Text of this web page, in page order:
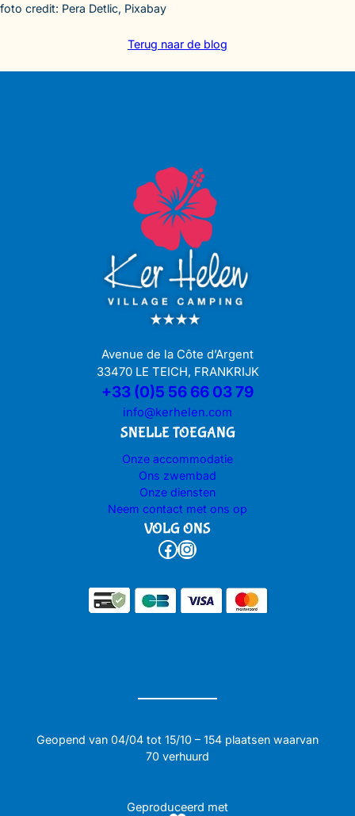
foto credit: Pera Detlic, Pixabay
Terug naar de blog
Avenue de la Côte d’Argent
33470 LE TEICH, FRANKRIJK
+33 (0)5 56 66 03 79
info@kerhelen.com
SNELLE TOEGANG
Onze accommodatie
Ons zwembad
Onze diensten
Neem contact met ons op
VOLG ONS
Facebook Instagram
Geopend van 04/04 tot 15/10 – 154 plaatsen waarvan
70 verhuurd
Geproduceerd met